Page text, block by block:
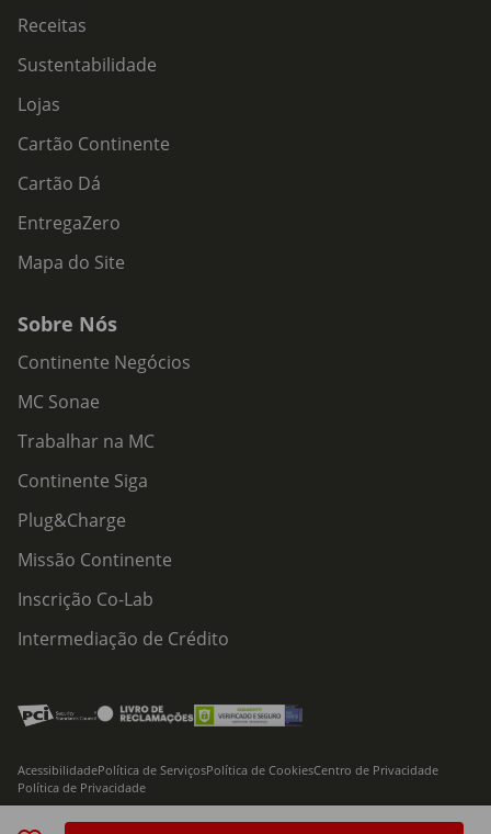
Receitas
Sustentabilidade
Lojas
Cartão Continente
Cartão Dá
EntregaZero
Mapa do Site
Sobre Nós
Continente Negócios
MC Sonae
Trabalhar na MC
Continente Siga
Plug&Charge
Missão Continente
Inscrição Co-Lab
Intermediação de Crédito
AcessibilidadePolítica de ServiçosPolítica de CookiesCentro de Privacidade
Política de Privacidade